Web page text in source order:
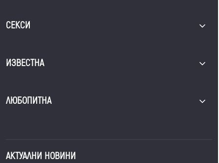
СЕКСИ
ИЗВЕСТНА
ЛЮБОПИТНА
АКТУАЛНИ НОВИНИ